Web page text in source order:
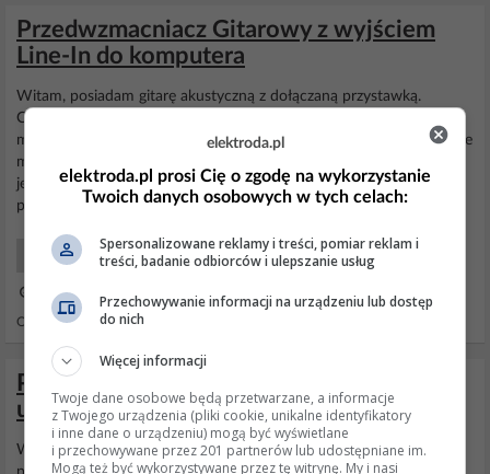
Przedwzmacniacz Gitarowy z wyjściem
Line-In do komputera
Witam, posiadam gitarę akustyczną z dołączaną przystawką.
Chciałbym ją podłączyć do komputera za pomocą wejścia
mikrofonowego lub Line-In do komputera przez zwykłe Jack'i. Gdzie
mam program do zmiany dźwięku gitary. Samą przełączkę mam
jednak jest problem z przed wzmacniaczem. Otóż do komputera
potrzeba normalnego wejścia na jack'i. Czyli że przedwzmacniacz
Projektowanie Układów
01 Paź 2007 12:30
Odpowiedzi: 8 Wyświetleń: 3004
Piszczenie przesteru. W jaki sposób mogę
usunąć piszczenie?
Witam Po złożeniu pewnego efektu (sans amp gt2) mam pewien
elektroda.pl
elektroda.pl prosi Cię o zgodę na wykorzystanie
Twoich danych osobowych w tych celach:
Spersonalizowane reklamy i treści, pomiar reklam i
treści, badanie odbiorców i ulepszanie usług
Przechowywanie informacji na urządzeniu lub dostęp
do nich
Więcej informacji
Twoje dane osobowe będą przetwarzane, a informacje
z Twojego urządzenia (pliki cookie, unikalne identyfikatory
i inne dane o urządzeniu) mogą być wyświetlane
i przechowywane przez 201 partnerów lub udostępniane im.
Mogą też być wykorzystywane przez tę witrynę. My i nasi